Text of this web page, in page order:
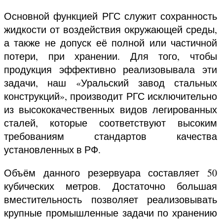
Основной функцией РГС служит сохранность
жидкости от воздействия окружающей среды,
а также не допуск её полной или частичной
потери, при хранении. Для того, чтобы
продукция эффективно реализовывала эти
задачи, наш «Уральский завод стальных
конструкций», производит РГС исключительно
из высококачественных видов легированных
сталей, которые соответствуют высоким
требованиям стандартов качества
установленных в РФ.
Объём данного резервуара составляет 50
кубических метров. Достаточно большая
вместительность позволяет реализовывать
крупные промышленные задачи по хранению